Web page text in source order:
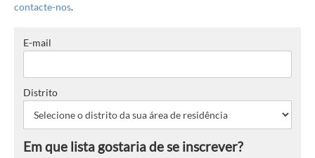
contacte-nos.
E-mail
Distrito